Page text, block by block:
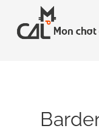
content